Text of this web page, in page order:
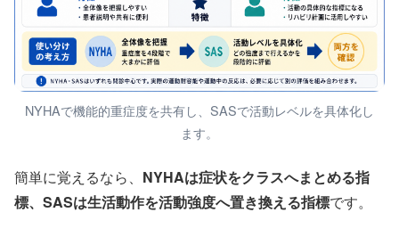
NYHAで機能的重症度を共有し、SASで活動レベルを具体化し
ます。
簡単に覚えるなら、 NYHAは症状をクラスへまとめる指
標、SASは生活動作を活動強度へ置き換える指標です。